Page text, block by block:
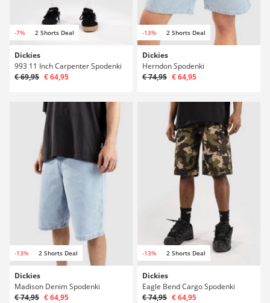
-7% 2 Shorts Deal
Dickies
993 11 Inch Carpenter Spodenki
€ 69,95 € 64,95
-13% 2 Shorts Deal
Dickies
Herndon Spodenki
€ 74,95 € 64,95
-13% 2 Shorts Deal
Dickies
Madison Denim Spodenki
€ 74,95 € 64,95
-13% 2 Shorts Deal
Dickies
Eagle Bend Cargo Spodenki
€ 74,95 € 64,95